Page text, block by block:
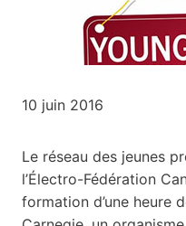
10 juin 2016
Le réseau des jeunes
l’Électro-Fédération
formation d’une heure